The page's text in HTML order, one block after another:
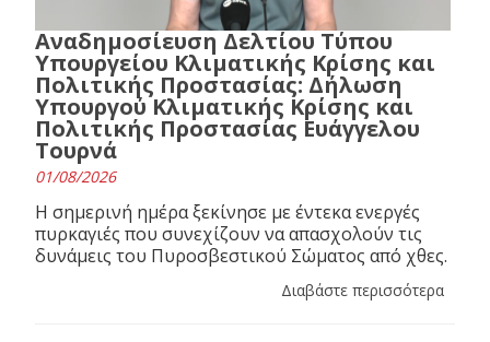
Αναδημοσίευση Δελτίου Τύπου
Υπουργείου Κλιματικής Κρίσης και
Πολιτικής Προστασίας: Δήλωση
Υπουργού Κλιματικής Κρίσης και
Πολιτικής Προστασίας Ευάγγελου
Τουρνά
01/08/2026
Η σημερινή ημέρα ξεκίνησε με έντεκα ενεργές
πυρκαγιές που συνεχίζουν να απασχολούν τις
δυνάμεις του Πυροσβεστικού Σώματος από χθες.
Διαβάστε περισσότερα